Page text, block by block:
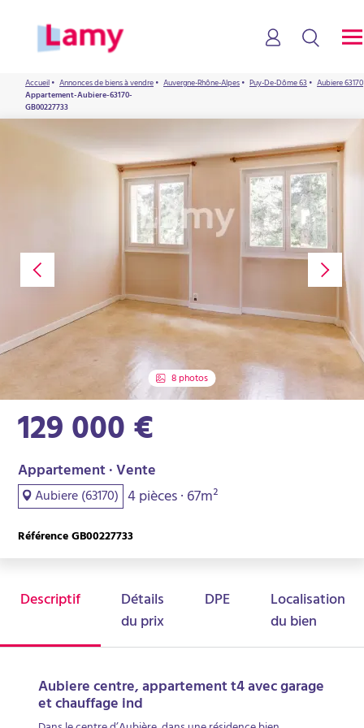
Accueil• Annonces de biens à vendre• Auvergne-Rhône-Alpes• Puy-De-Dôme 63• Aubiere 63170
Appartement-Aubiere-63170-
GB00227733
8 photos
Appartement · Vente
Aubiere (63170) 4 pièces · 67m²
129 000 €
Référence GB00227733
Descriptif Détails
du prix
DPE Localisation
du bien
Aubiere centre, appartement t4 avec garage
et chauffage ind